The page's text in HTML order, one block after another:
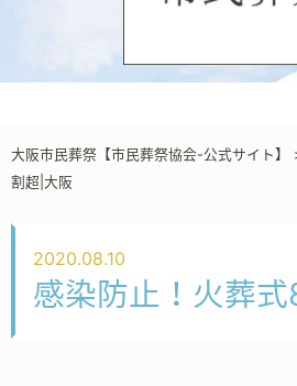
大阪市民葬祭【市民葬祭協会-公式サイト】
割超|大阪
2020.08.10
感染防止！火葬